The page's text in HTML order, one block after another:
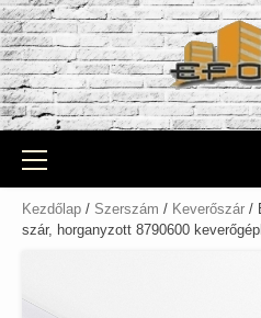
Skip
to
content
Primary
Menu
Kezdőlap / Szerszám / Keverőszár /
szár, horganyzott 8790600